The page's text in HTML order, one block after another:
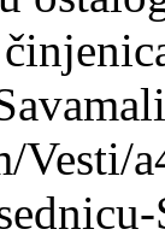
Vesti/